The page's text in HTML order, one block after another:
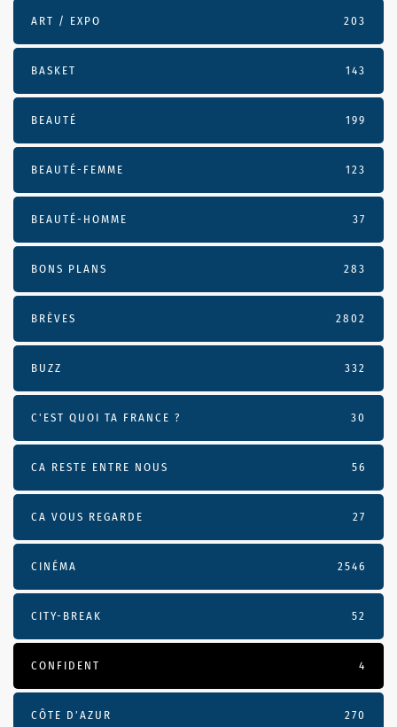
ART / EXPO 203
BASKET 143
BEAUTÉ 199
BEAUTÉ-FEMME 123
BEAUTÉ-HOMME 37
BONS PLANS 283
BRÈVES 2802
BUZZ 332
C'EST QUOI TA FRANCE ? 30
CA RESTE ENTRE NOUS 56
CA VOUS REGARDE 27
CINÉMA 2546
CITY-BREAK 52
CONFIDENT 4
CÔTE D’AZUR 270